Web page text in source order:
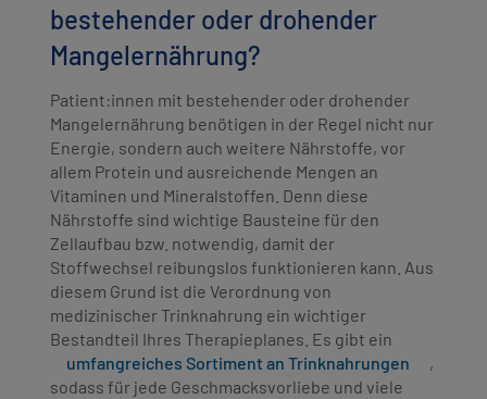
bestehender oder drohender
Mangelernährung?
Patient:innen mit bestehender oder drohender
Mangelernährung benötigen in der Regel nicht nur
Energie, sondern auch weitere Nährstoffe, vor
allem Protein und ausreichende Mengen an
Vitaminen und Mineralstoffen. Denn diese
Nährstoffe sind wichtige Bausteine für den
Zellaufbau bzw. notwendig, damit der
Stoffwechsel reibungslos funktionieren kann. Aus
diesem Grund ist die Verordnung von
medizinischer Trinknahrung ein wichtiger
Bestandteil Ihres Therapieplanes. Es gibt ein
umfangreiches Sortiment an Trinknahrungen
,
sodass für jede Geschmacksvorliebe und viele